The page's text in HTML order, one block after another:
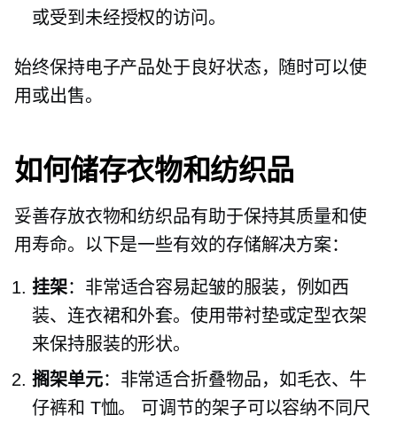
或受到未经授权的访问。
始终保持电子产品处于良好状态，随时可以使
用或出售。
如何储存衣物和纺织品
妥善存放衣物和纺织品有助于保持其质量和使
用寿命。以下是一些有效的存储解决方案：
挂架：非常适合容易起皱的服装，例如西
装、连衣裙和外套。使用带衬垫或定型衣架
来保持服装的形状。
搁架单元：非常适合折叠物品，如毛衣、牛
仔裤和 T恤。
可调节的架子可以容纳不同尺